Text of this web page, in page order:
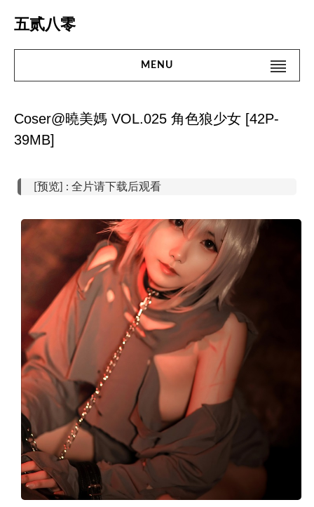
五贰八零
MENU
for:
街拍
精品
微密圈
内购俬拍
影像
韩合辑
资源合辑
Coser@曉美媽 VOL.025 角色狼少女 [42P-
39MB]
[预览] : 全片请下载后观看